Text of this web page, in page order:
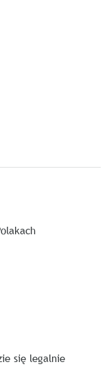
się legalnie